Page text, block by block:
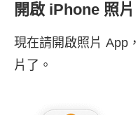
開啟 iPhone 照
現在請開啟照片 App
片了。